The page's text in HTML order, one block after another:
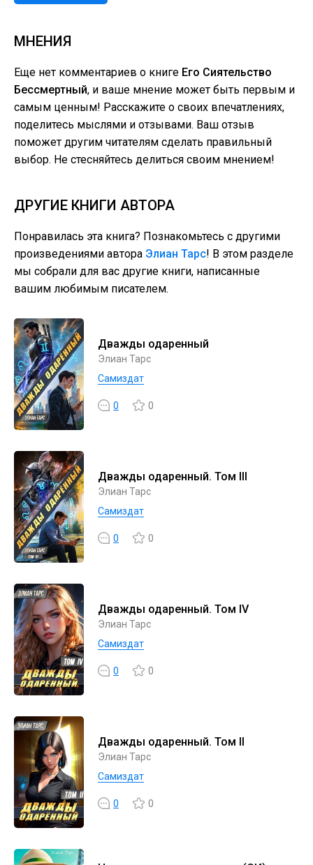
МНЕНИЯ
Еще нет комментариев о книге Его Сиятельство
Бессмертный, и ваше мнение может быть первым и
самым ценным! Расскажите о своих впечатлениях,
поделитесь мыслями и отзывами. Ваш отзыв
поможет другим читателям сделать правильный
выбор. Не стесняйтесь делиться своим мнением!
ДРУГИЕ КНИГИ АВТОРА
Понравилась эта книга? Познакомьтесь с другими
произведениями автора Элиан Тарс! В этом разделе
мы собрали для вас другие книги, написанные
вашим любимым писателем.
Дважды одаренный
Элиан Тарс
Самиздат
0 0
Дважды одаренный. Том III
Элиан Тарс
Самиздат
0 0
Дважды одаренный. Том IV
Элиан Тарс
Самиздат
0 0
Дважды одаренный. Том II
Элиан Тарс
Самиздат
0 0